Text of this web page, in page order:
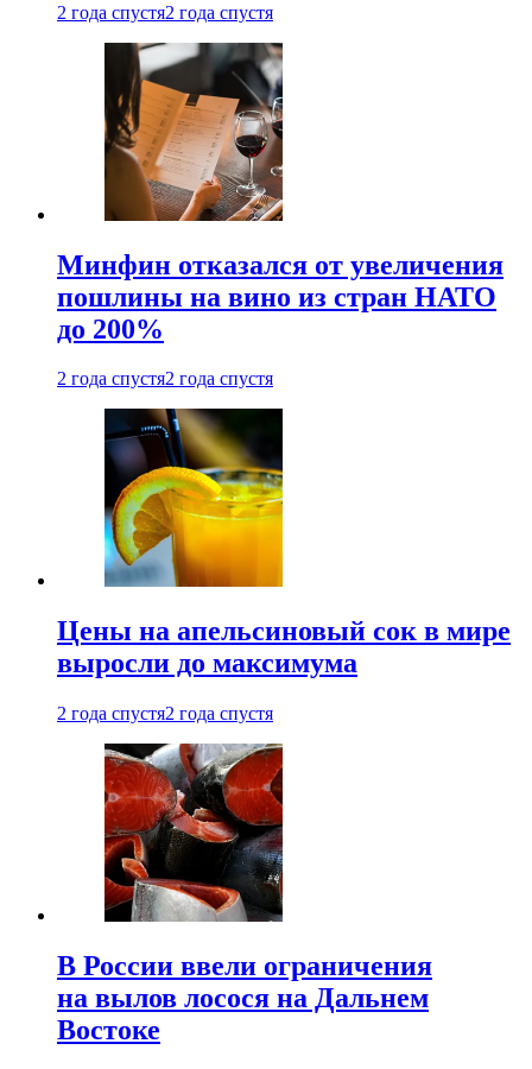
2 года спустя2 года спустя
Минфин отказался от увеличения
пошлины на вино из стран НАТО
до 200%
2 года спустя2 года спустя
Цены на апельсиновый сок в мире
выросли до максимума
2 года спустя2 года спустя
В России ввели ограничения
на вылов лосося на Дальнем
Востоке